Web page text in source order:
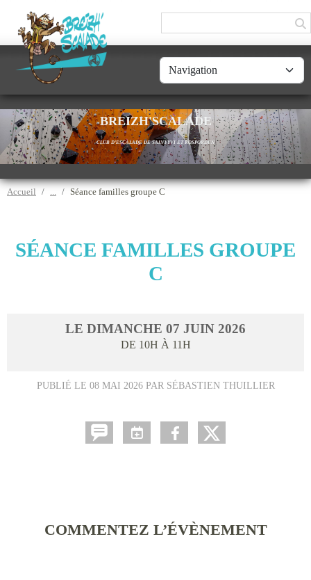
BREIZH'SCALADE
CLUB D'ESCALADE DE SAINT-YVI ET ROSPORDEN
Accueil Séance familles groupe C
SÉANCE FAMILLES GROUPE
C
LE DIMANCHE 07 JUIN 2026
DE 10H À 11H
PUBLIÉ LE 08 MAI 2026PAR SÉBASTIEN THUILLIER
COMMENTEZ L’ÉVÈNEMENT